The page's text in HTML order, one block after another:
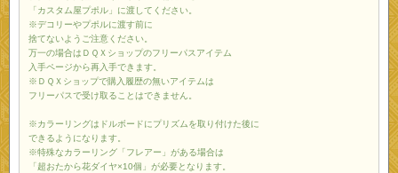
「カスタム屋プポル」に渡してください。
※デコリーやプポルに渡す前に
捨てないようご注意ください。
万一の場合はＤＱＸショップのフリーパスアイテム
入手ページから再入手できます。
※ＤＱＸショップで購入履歴の無いアイテムは
フリーパスで受け取ることはできません。
※カラーリングはドルボードにプリズムを取り付けた後に
できるようになります。
※特殊なカラーリング「フレアー」がある場合は
「超おたから花ダイヤ×10個」が必要となります。